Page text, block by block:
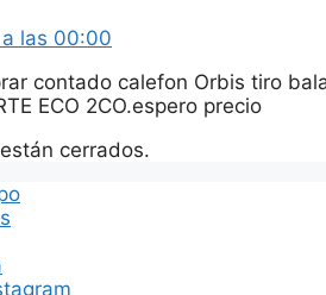
las 00:00
contado calefon Orbis tiro
ECO 2CO.espero precio
cerrados.